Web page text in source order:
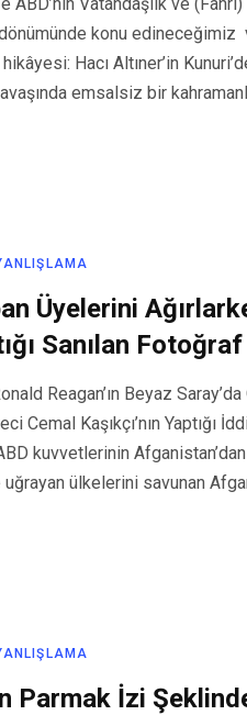
dönümünde konu edineceğimiz
Hacı Altıner’in
emsalsiz bir
Üyelerini
Sanılan Fotoğraf
Reagan’ın Beyaz
Kaşıkçı’nın Yaptığı
kuvvetlerinin
uğrayan ülkelerini savunan
Parmak İzi